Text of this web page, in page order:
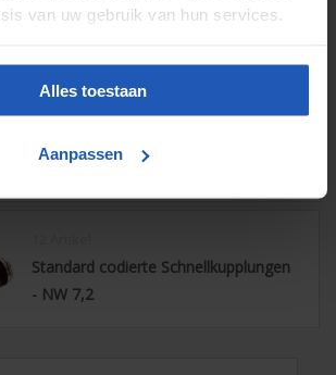
van uw gebruik van hun services.
Alles toestaan
Aanpassen
Schnellverschluss-Kupplungen, NW
3 Artikel
Standard codierte Schnellkupplungen
- NW 7,2